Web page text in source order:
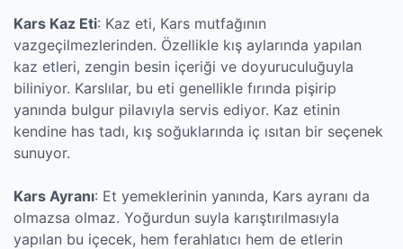
Kars Kaz Eti: Kaz eti, Kars mutfağının
vazgeçilmezlerinden. Özellikle kış aylarında yapılan
kaz etleri, zengin besin içeriği ve doyuruculuğuyla
biliniyor. Karslılar, bu eti genellikle fırında pişirip
yanında bulgur pilavıyla servis ediyor. Kaz etinin
kendine has tadı, kış soğuklarında iç ısıtan bir seçenek
sunuyor.
Kars Ayranı: Et yemeklerinin yanında, Kars ayranı da
olmazsa olmaz. Yoğurdun suyla karıştırılmasıyla
yapılan bu içecek, hem ferahlatıcı hem de etlerin